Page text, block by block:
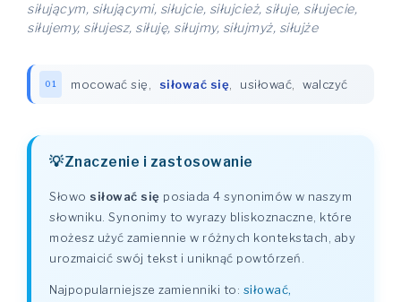
siłującym, siłującymi, siłujcie, siłujcież, siłuje, siłujecie,
siłujemy, siłujesz, siłuję, siłujmy, siłujmyż, siłujże
01 mocować się siłować się usiłować walczyć
Znaczenie i zastosowanie
Słowo siłować się posiada 4 synonimów w naszym
słowniku. Synonimy to wyrazy bliskoznaczne, które
możesz użyć zamiennie w różnych kontekstach, aby
urozmaicić swój tekst i uniknąć powtórzeń.
Najpopularniejsze zamienniki to: siłować,